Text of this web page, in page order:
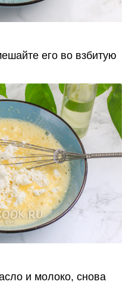
его во взбитую
и молоко, снова